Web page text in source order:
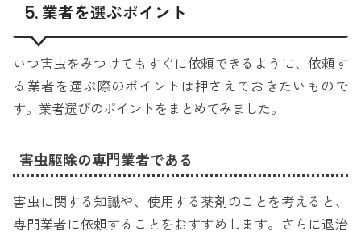
5. 業者を選ぶポイント
いつ害虫をみつけてもすぐに依頼できるように、依頼す
る業者を選ぶ際のポイントは押さえておきたいもので
す。業者選びのポイントをまとめてみました。
害虫駆除の専門業者である
害虫に関する知識や、使用する薬剤のことを考えると、
専門業者に依頼することをおすすめします。さらに退治